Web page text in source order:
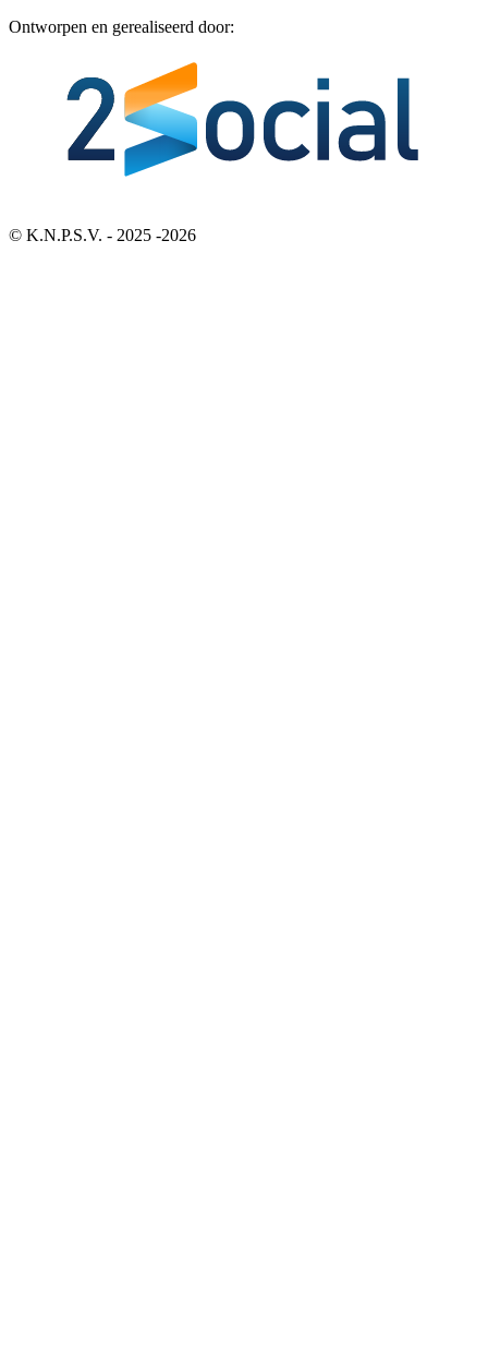
Ontworpen en gerealiseerd door:
© K.N.P.S.V. - 2025 -2026